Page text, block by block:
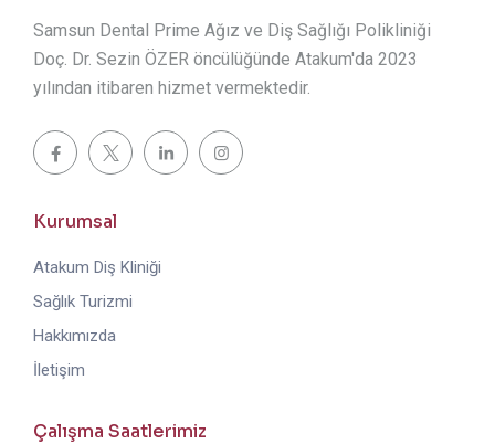
Samsun Dental Prime Ağız ve Diş Sağlığı Polikliniği
Doç. Dr. Sezin ÖZER öncülüğünde Atakum'da 2023
yılından itibaren hizmet vermektedir.
Kurumsal
Atakum Diş Kliniği
Sağlık Turizmi
Hakkımızda
İletişim
Çalışma Saatlerimiz